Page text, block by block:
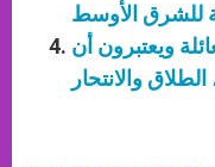
للشرق الأوسط
ويعتبرون أن
والانتحار